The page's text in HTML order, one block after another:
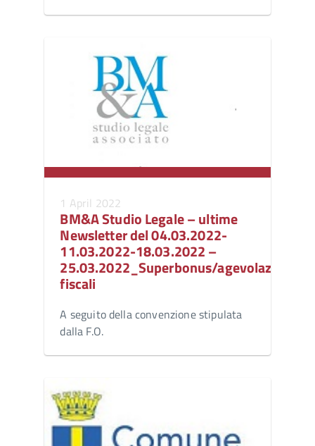
1 April 2022
BM&A Studio Legale – ultime
Newsletter del 04.03.2022-
11.03.2022-18.03.2022 –
25.03.2022_Superbonus/agevolazioni
fiscali
A seguito della convenzione stipulata
dalla F.O.